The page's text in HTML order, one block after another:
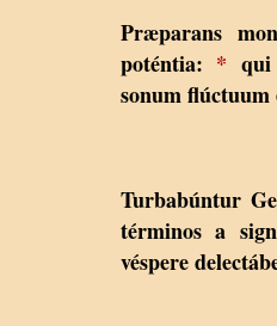
Præparans
poténtia: *
sonum flúctuum
Turbabúntur
términos a
véspere